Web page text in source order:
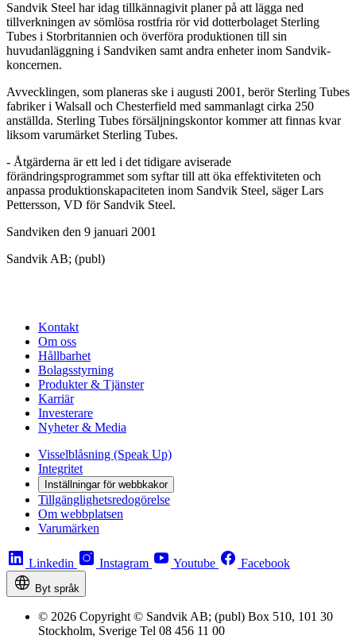
Sandvik Steel har idag tillkännagivit planer på att lägga ned
tillverkningen av sömlösa rostfria rör vid dotterbolaget Sterling
Tubes i Storbritannien och överföra produktionen till sin
huvudanläggning i Sandviken samt andra enheter inom Sandvik-
koncernen.
Avvecklingen, som planeras ske i augusti 2001, berör Sterling Tubes
fabriker i Walsall och Chesterfield med sammanlagt cirka 250
anställda. Sterling Tubes försäljningskontor kommer att finnas kvar
liksom varumärket Sterling Tubes.
- Åtgärderna är ett led i det tidigare aviserade
förändringsprogrammet som syftar till att öka effektiviteten och
anpassa produktionskapaciteten inom Sandvik Steel, säger Lars
Pettersson, VD för Sandvik Steel.
Sandviken den 9 januari 2001
Sandvik AB; (publ)
Kontakt
Om oss
Hållbarhet
Bolagsstyrning
Produkter & Tjänster
Karriär
Investerare
Nyheter & Media
Visselblåsning (Speak Up)
Integritet
Inställningar för webbkakor
Tillgänglighetsredogörelse
Om webbplatsen
Varumärken
Linkedin Instagram Youtube Facebook
Byt språk
© 2026 Copyright © Sandvik AB; (publ) Box 510, 101 30
Stockholm, Sverige Tel 08 456 11 00